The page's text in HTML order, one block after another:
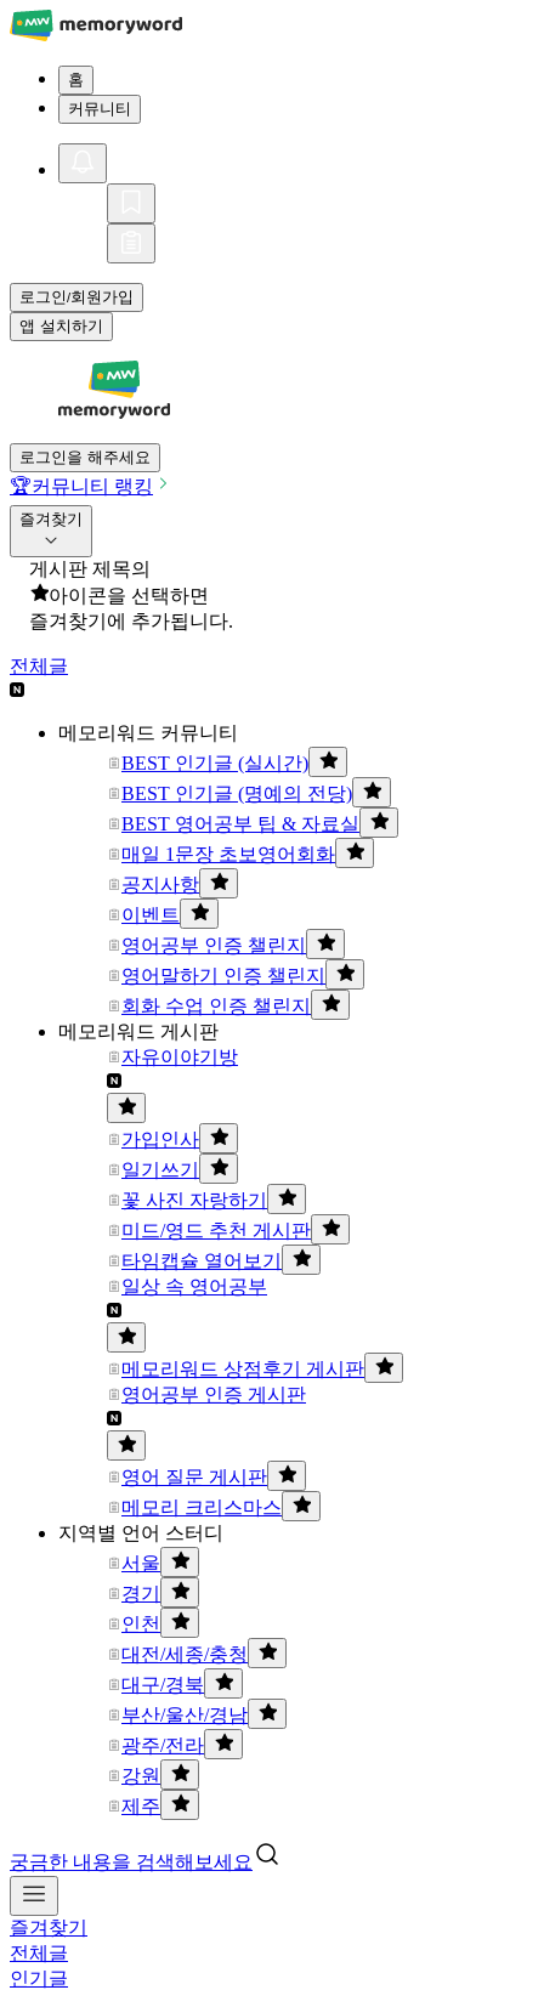
홈
커뮤니티
로그인/회원가입
앱 설치하기
로그인을 해주세요
🏆커뮤니티 랭킹
즐겨찾기
게시판 제목의
아이콘을 선택하면
즐겨찾기에 추가됩니다.
전체글
메모리워드 커뮤니티
BEST 인기글 (실시간)
BEST 인기글 (명예의 전당)
BEST 영어공부 팁 & 자료실
매일 1문장 초보영어회화
공지사항
이벤트
영어공부 인증 챌린지
영어말하기 인증 챌린지
회화 수업 인증 챌린지
메모리워드 게시판
자유이야기방
가입인사
일기쓰기
꽃 사진 자랑하기
미드/영드 추천 게시판
타임캡슐 열어보기
일상 속 영어공부
메모리워드 상점후기 게시판
영어공부 인증 게시판
영어 질문 게시판
메모리 크리스마스
지역별 언어 스터디
서울
경기
인천
대전/세종/충청
대구/경북
부산/울산/경남
광주/전라
강원
제주
궁금한 내용을 검색해보세요
즐겨찾기
전체글
인기글